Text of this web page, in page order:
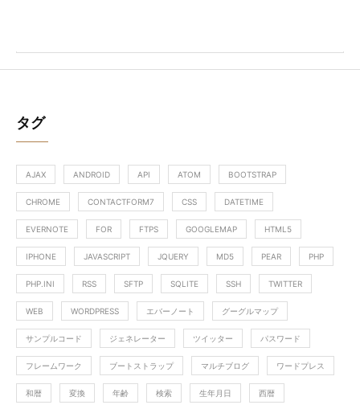
タグ
AJAX ANDROID API ATOM BOOTSTRAP
CHROME CONTACTFORM7 CSS DATETIME
EVERNOTE FOR FTPS GOOGLEMAP HTML5
IPHONE JAVASCRIPT JQUERY MD5 PEAR PHP
PHP.INI RSS SFTP SQLITE SSH TWITTER
WEB WORDPRESS エバーノート グーグルマップ
サンプルコード ジェネレーター ツイッター パスワード
フレームワーク ブートストラップ マルチブログ ワードプレス
和暦 変換 年齢 検索 生年月日 西暦